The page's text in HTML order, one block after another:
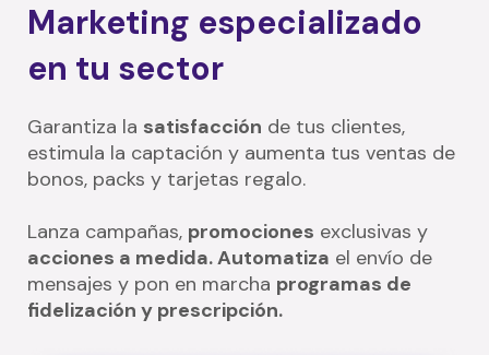
Marketing especializado
en tu sector
Garantiza la satisfacción de tus clientes,
estimula la captación y aumenta tus ventas de
bonos, packs y tarjetas regalo.
Lanza campañas, promociones exclusivas y
acciones a medida. Automatiza el envío de
mensajes y pon en marcha programas de
fidelización y prescripción.